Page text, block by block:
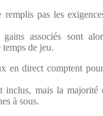
pas les
associés sont
de jeu.
en direct comptent
inclus, mais la majorité
à sous.